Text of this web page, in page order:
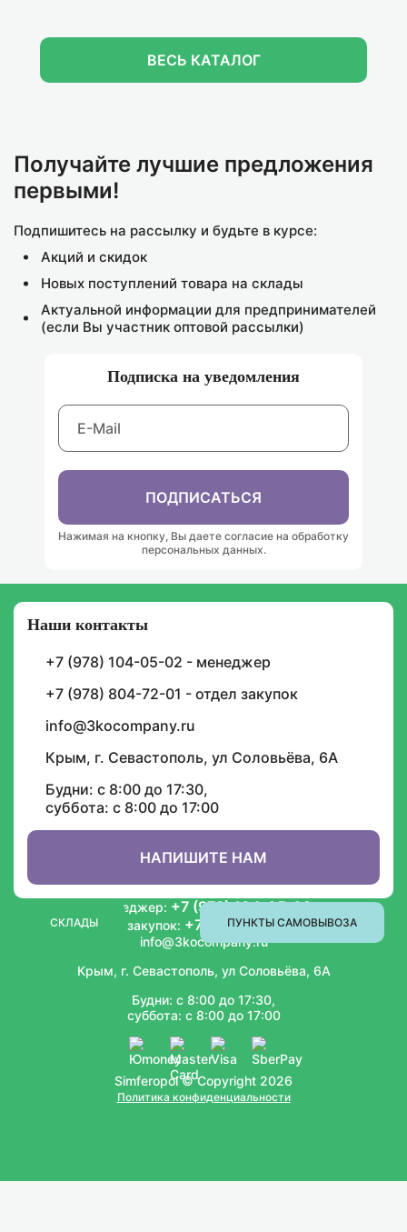
Код товара: 161292
164.00₽
Код товара: 139649
В КОРЗИНУ
ВЕСЬ КАТАЛОГ
Получайте лучшие предложения
первыми!
Подпишитесь на рассылку и будьте в курсе:
Акций и скидок
Новых поступлений товара на склады
Актуальной информации для предпринимателей
(если Вы участник оптовой рассылки)
Подписка на уведомления
ПОДПИСАТЬСЯ
Нажимая на кнопку, Вы даете согласие на обработку
персональных данных.
Наши контакты
+7 (978) 104-05-02 - менеджер
+7 (978) 804-72-01 - отдел закупок
info@3kocompany.ru
Крым, г. Севастополь, ул Соловьёва, 6А
Будни: с 8:00 до 17:30,
суббота: с 8:00 до 17:00
НАПИШИТЕ НАМ
СКЛАДЫ ПУНКТЫ САМОВЫВОЗА
И будьте в курсе графика доставок, скидок,
ИНФОРМАЦИЯ
СОТРУДНИЧЕСТВО
Менеджер: +7 (978) 104-05-02
Отдел закупок: +7 (978) 804-72-01
info@3kocompany.ru
Крым, г. Севастополь, ул Соловьёва, 6А
Будни: с 8:00 до 17:30,
суббота: с 8:00 до 17:00
Simferopol © Copyright 2026
Политика конфиденциальности